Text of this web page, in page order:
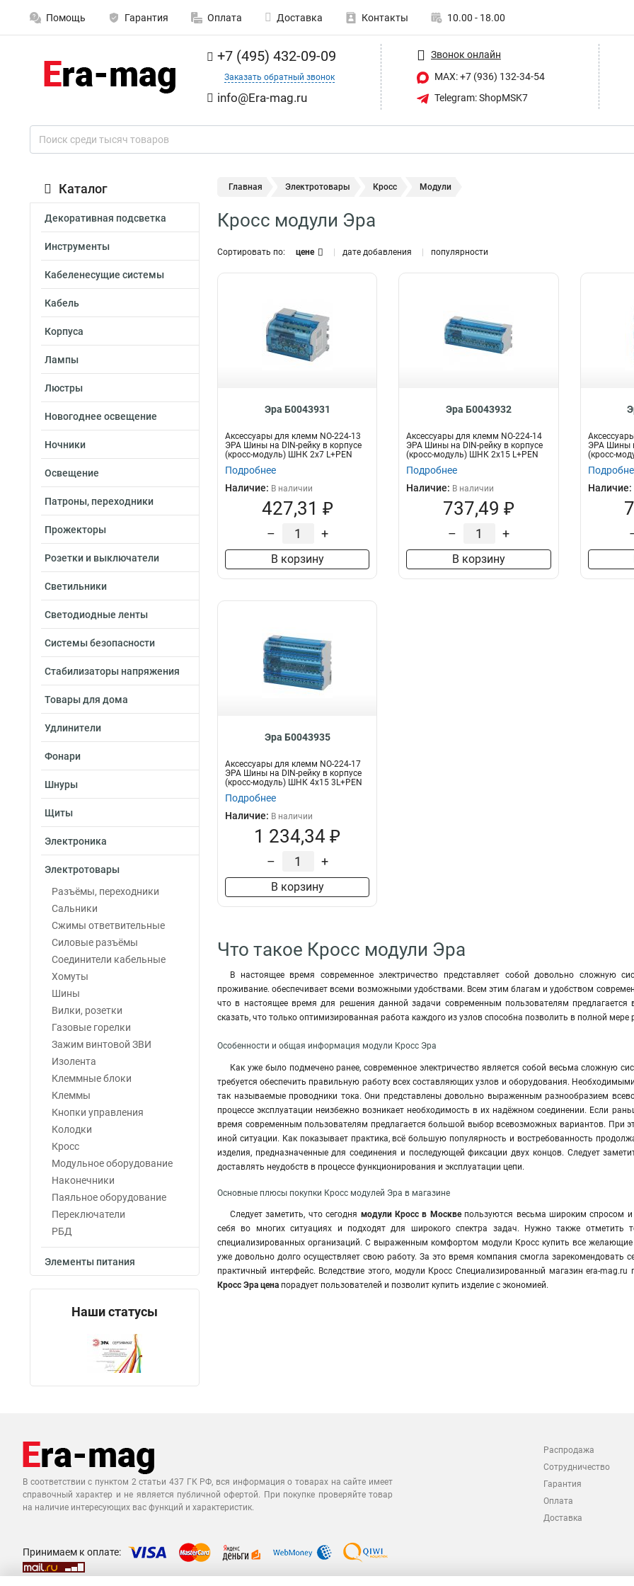
Помощь Гарантия Оплата Доставка Контакты 10.00 - 18.00
+7 (495) 432-09-09
Заказать обратный звонок
info@Era-mag.ru
Звонок онлайн
MAX: +7 (936) 132-34-54
Telegram: ShopMSK7
Каталог
Декоративная подсветка
Инструменты
Кабеленесущие системы
Кабель
Корпуса
Лампы
Люстры
Новогоднее освещение
Ночники
Освещение
Патроны, переходники
Прожекторы
Розетки и выключатели
Светильники
Светодиодные ленты
Системы безопасности
Стабилизаторы напряжения
Товары для дома
Удлинители
Фонари
Шнуры
Щиты
Электроника
Электротовары
Разъёмы, переходники
Сальники
Сжимы ответвительные
Силовые разъёмы
Соединители кабельные
Хомуты
Шины
Вилки, розетки
Газовые горелки
Зажим винтовой ЗВИ
Изолента
Клеммные блоки
Клеммы
Кнопки управления
Колодки
Кросс
Модульное оборудование
Наконечники
Паяльное оборудование
Переключатели
РБД
Элементы питания
Наши статусы
Главная Электротовары Кросс Модули
Кросс модули Эра
Сортировать по: цене дате добавления популярности
Эра Б0043931
Аксессуары для клемм NO-224-13
ЭРА Шины на DIN-рейку в корпусе
(кросс-модуль) ШНК 2х7 L+PEN
Подробнее
Наличие: В наличии
427,31 ₽
– +
В корзину
Эра Б0043932
Аксессуары для клемм NO-224-14
ЭРА Шины на DIN-рейку в корпусе
(кросс-модуль) ШНК 2х15 L+PEN
Подробнее
Наличие: В наличии
737,49 ₽
– +
В корзину
ЭРА Шины
(кросс-
Наличие:
Эра Б0043935
Аксессуары для клемм NO-224-17
ЭРА Шины на DIN-рейку в корпусе
(кросс-модуль) ШНК 4х15 3L+PEN
Подробнее
Наличие: В наличии
1 234,34 ₽
– +
В корзину
Что такое Кросс модули Эра
В настоящее время современное электричество представляет собой довольно сложную
проживание. обеспечивает всеми возможными удобствами. Всем этим благам и удобством
что в настоящее время для решения данной задачи современным пользователям
сказать, что только оптимизированная работа каждого из узлов способна позволить в полной
Особенности и общая информация модули Кросс Эра
Как уже было подмечено ранее, современное электричество является собой весьма сложную
требуется обеспечить правильную работу всех составляющих узлов и оборудования.
так называемые проводники тока. Они представлены довольно выраженным разнообразием
процессе эксплуатации неизбежно возникает необходимость в их надёжном соединении. Если
время современным пользователям предлагается большой выбор всевозможных вариантов. При
иной ситуации. Как показывает практика, всё большую популярность и востребованность
изделия, предназначенные для соединения и последующей фиксации двух концов. Следует
доставлять неудобств в процессе функционирования и эксплуатации цепи.
Основные плюсы покупки Кросс модулей Эра в магазине
Следует заметить, что сегодня модули Кросс в Москве пользуются весьма широким спросом
себя во многих ситуациях и подходят для широкого спектра задач. Нужно также
специализированных организаций. С выраженным комфортом модули Кросс купить все
уже довольно долго осуществляет свою работу. За это время компания смогла
практичный интерфейс. Вследствие этого, модули Кросс Специализированный магазин era-
Кросс Эра цена порадует пользователей и позволит купить изделие с экономией.
В соответствии с пунктом 2 статьи 437 ГК РФ, вся информация о товарах на сайте имеет
справочный характер и не является публичной офертой. При покупке проверяйте товар
на наличие интересующих вас функций и характеристик.
Распродажа
Сотрудничество
Гарантия
Оплата
Доставка
Принимаем к оплате: